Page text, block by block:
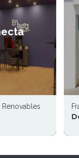
Renovables